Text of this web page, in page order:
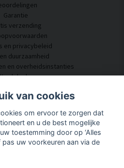
Garantie
verzending
en privacybeleid
duurzaamheid
en overheidsinstanties
dealer
met ons op
advies
en installatie
en antwoorden
van cookies
om ervoor te zorgen dat
en u de best mogelijke
toestemming door op ‘Alles
pas uw voorkeuren aan via de